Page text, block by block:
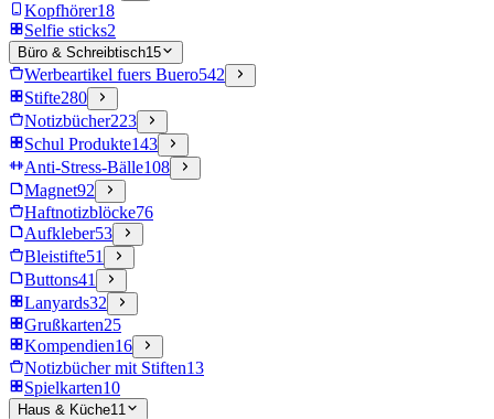
Kopfhörer18
Selfie sticks2
Büro & Schreibtisch15
Werbeartikel fuers Buero542
Stifte280
Notizbücher223
Schul Produkte143
Anti-Stress-Bälle108
Magnet92
Haftnotizblöcke76
Aufkleber53
Bleistifte51
Buttons41
Lanyards32
Grußkarten25
Kompendien16
Notizbücher mit Stiften13
Spielkarten10
Haus & Küche11